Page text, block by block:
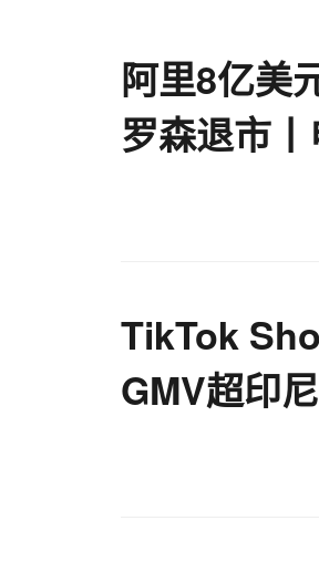
阿里8亿美
罗森退市
TikTok
GMV超印